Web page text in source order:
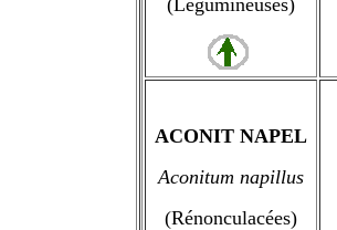
(Légumineuses)
ACONIT NAPEL
Aconitum napillus
(Rénonculacées)